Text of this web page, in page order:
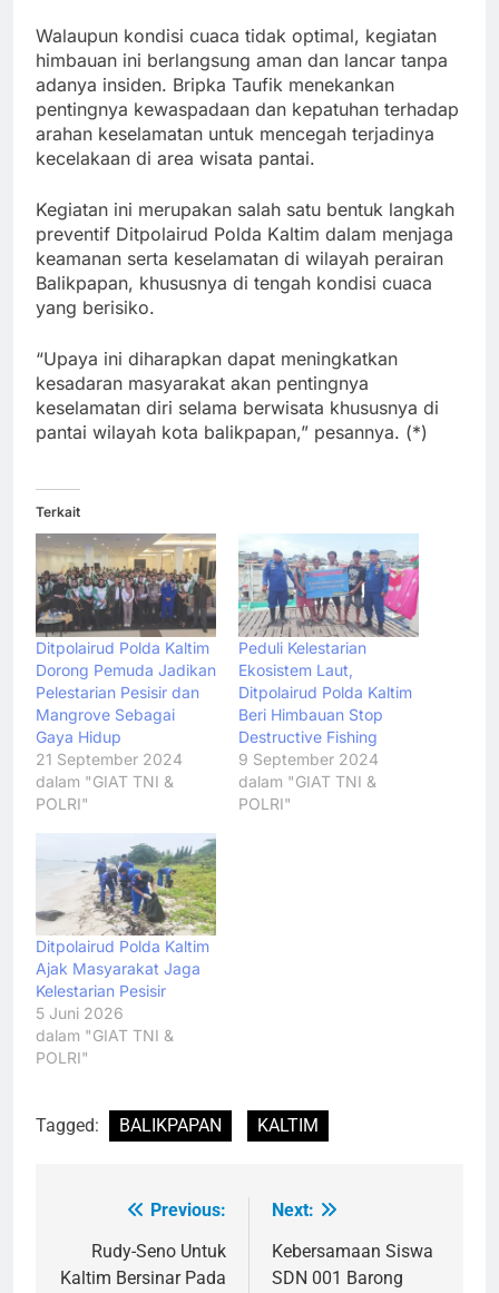
Walaupun kondisi cuaca tidak optimal, kegiatan
himbauan ini berlangsung aman dan lancar tanpa
adanya insiden. Bripka Taufik menekankan
pentingnya kewaspadaan dan kepatuhan terhadap
arahan keselamatan untuk mencegah terjadinya
kecelakaan di area wisata pantai.
Kegiatan ini merupakan salah satu bentuk langkah
preventif Ditpolairud Polda Kaltim dalam menjaga
keamanan serta keselamatan di wilayah perairan
Balikpapan, khususnya di tengah kondisi cuaca
yang berisiko.
“Upaya ini diharapkan dapat meningkatkan
kesadaran masyarakat akan pentingnya
keselamatan diri selama berwisata khususnya di
pantai wilayah kota balikpapan,” pesannya. (*)
Terkait
Ditpolairud Polda Kaltim
Dorong Pemuda Jadikan
Pelestarian Pesisir dan
Mangrove Sebagai
Gaya Hidup
21 September 2024
dalam "GIAT TNI &
POLRI"
Peduli Kelestarian
Ekosistem Laut,
Ditpolairud Polda Kaltim
Beri Himbauan Stop
Destructive Fishing
9 September 2024
dalam "GIAT TNI &
POLRI"
Ditpolairud Polda Kaltim
Ajak Masyarakat Jaga
Kelestarian Pesisir
5 Juni 2026
dalam "GIAT TNI &
POLRI"
Tagged: BALIKPAPAN KALTIM
Navigasi
pos
Previous:
Rudy-Seno Untuk
Kaltim Bersinar Pada
Next:
Kebersamaan Siswa
SDN 001 Barong